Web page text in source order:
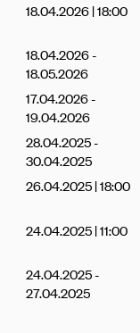
18.04.2026 | 18:00
18.04.2026 -
18.05.2026
17.04.2026 -
19.04.2026
28.04.2025 -
30.04.2025
26.04.2025 | 18:00
24.04.2025 | 11:00
24.04.2025 -
27.04.2025